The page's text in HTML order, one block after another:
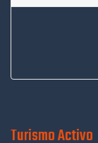
Turismo Activo